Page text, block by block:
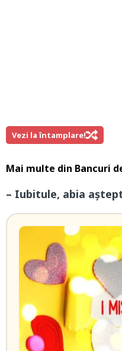
Vezi la întamplare!
Mai multe din Bancuri
– Iubitule, abia